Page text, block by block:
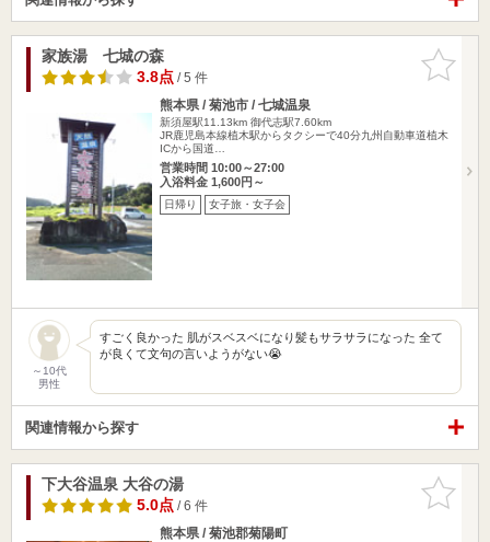
お気に入
りに追加
家族湯 七城の森
3.8点/ 5 件
熊本県 / 菊池市 / 七城温泉
新須屋駅11.13km 御代志駅7.60km
JR鹿児島本線植木駅からタクシーで40分九州自動車道植木
ICから国道…
営業時間 10:00～27:00
入浴料金 1,600円～
日帰り 女子旅・女子会
～10代
男性
すごく良かった 肌がスベスベになり髪もサラサラになった 全て
が良くて文句の言いようがない😭
関連情報から探す
お気に入
りに追加
下大谷温泉 大谷の湯
5.0点/ 6 件
熊本県 / 菊池郡菊陽町